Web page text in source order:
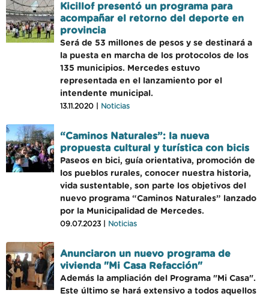
Kicillof presentó un programa para
acompañar el retorno del deporte en
provincia
Será de 53 millones de pesos y se destinará a
la puesta en marcha de los protocolos de los
135 municipios. Mercedes estuvo
representada en el lanzamiento por el
intendente municipal.
13.11.2020 | Noticias
“Caminos Naturales”: la nueva
propuesta cultural y turística con bicis
Paseos en bici, guía orientativa, promoción de
los pueblos rurales, conocer nuestra historia,
vida sustentable, son parte los objetivos del
nuevo programa “Caminos Naturales” lanzado
por la Municipalidad de Mercedes.
09.07.2023 | Noticias
Anunciaron un nuevo programa de
vivienda "Mi Casa Refacción"
Además la ampliación del Programa "Mi Casa".
Este último se hará extensivo a todos aquellos